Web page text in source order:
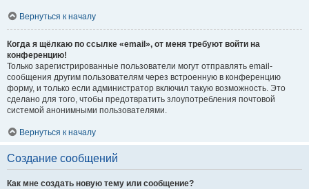
Вернуться к началу
Когда я щёлкаю по ссылке «email», от меня требуют войти на
конференцию!
Только зарегистрированные пользователи могут отправлять email-
сообщения другим пользователям через встроенную в конференцию
форму, и только если администратор включил такую возможность. Это
сделано для того, чтобы предотвратить злоупотребления почтовой
системой анонимными пользователями.
Вернуться к началу
Создание сообщений
Как мне создать новую тему или сообщение?